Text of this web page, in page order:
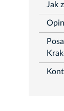
Jak